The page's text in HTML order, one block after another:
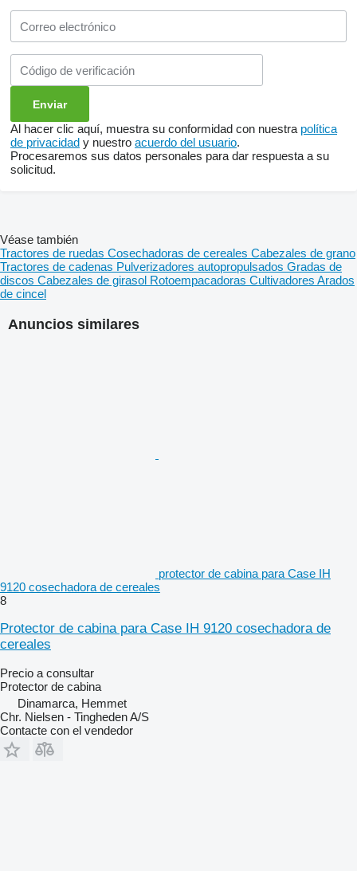
Al hacer clic aquí, muestra su conformidad con nuestra política
de privacidad y nuestro acuerdo del usuario.
Procesaremos sus datos personales para dar respuesta a su
solicitud.
Anuncios similares
protector de cabina para Case IH
9120 cosechadora de cereales
8
Protector de cabina para Case IH 9120 cosechadora de
cereales
Precio a consultar
Protector de cabina
Dinamarca, Hemmet
Chr. Nielsen - Tingheden A/S
Contacte con el vendedor
Véase también
Tractores de ruedas Cosechadoras de cereales Cabezales de grano
Tractores de cadenas Pulverizadores autopropulsados Gradas de
discos Cabezales de girasol Rotoempacadoras Cultivadores Arados
de cincel